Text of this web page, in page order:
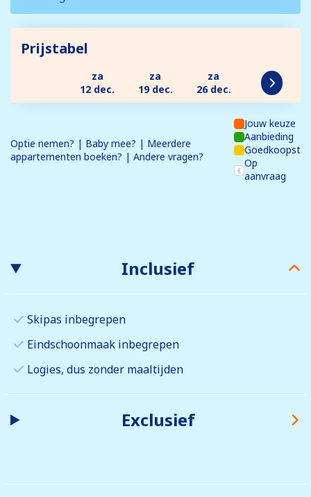
Prijstabel
za
12 dec.
za
19 dec.
za
26 dec.
Optie nemen? | Baby mee? | Meerdere
appartementen boeken? | Andere vragen?
Jouw keuze
Aanbieding
Goedkoopst
Op
aanvraag
Inclusief
Skipas inbegrepen
Eindschoonmaak inbegrepen
Logies, dus zonder maaltijden
Exclusief